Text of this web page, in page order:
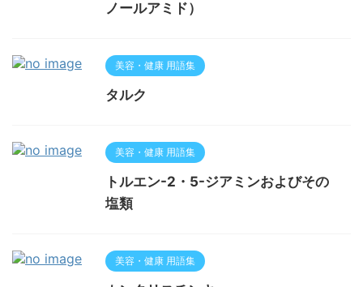
ノールアミド）
美容・健康 用語集
タルク
美容・健康 用語集
トルエン-2・5-ジアミンおよびその
塩類
美容・健康 用語集